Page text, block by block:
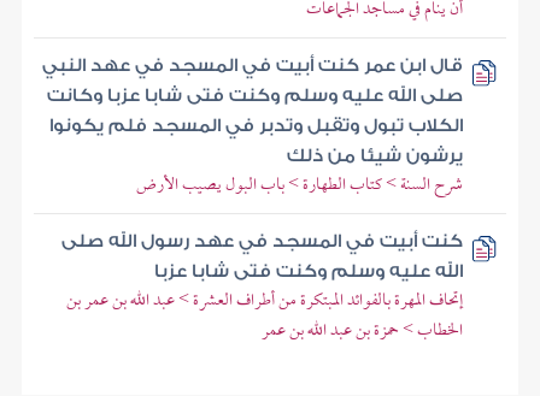
أن ينام في مساجد الجماعات
قال ابن عمر كنت أبيت في المسجد في عهد النبي
صلى الله عليه وسلم وكنت فتى شابا عزبا وكانت
الكلاب تبول وتقبل وتدبر في المسجد فلم يكونوا
يرشون شيئا من ذلك
شرح السنة > كتاب الطهارة > باب البول يصيب الأرض
كنت أبيت في المسجد في عهد رسول الله صلى
الله عليه وسلم وكنت فتى شابا عزبا
إتحاف المهرة بالفوائد المبتكرة من أطراف العشرة > عبد الله بن عمر بن
الخطاب > حمزة بن عبد الله بن عمر